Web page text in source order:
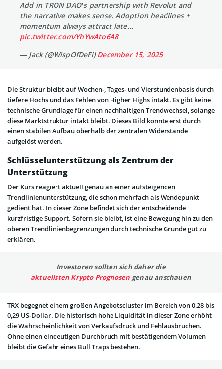
Add in TRON DAO’s partnership with Revolut and
the narrative makes sense. Adoption headlines +
momentum always attract late…
pic.twitter.com/YhYwAto6A8
— Jack (@WispOfDeFi)December 15, 2025
Die Struktur bleibt auf Wochen-, Tages- und Vierstundenbasis durch
tiefere Hochs und das Fehlen von Higher Highs intakt. Es gibt keine
technische Grundlage für einen nachhaltigen Trendwechsel, solange
diese Marktstruktur intakt bleibt. Dieses Bild könnte erst durch
einen stabilen Aufbau oberhalb der zentralen Widerstände
aufgelöst werden.
Schlüsselunterstützung als Zentrum der
Unterstützung
Der Kurs reagiert aktuell genau an einer aufsteigenden
Trendlinienunterstützung, die schon mehrfach als Wendepunkt
gedient hat. In dieser Zone befindet sich der entscheidende
kurzfristige Support. Sofern sie bleibt, ist eine Bewegung hin zu den
oberen Trendlinienbegrenzungen durch technische Gründe gut zu
erklären.
Investoren sollten sich daher die
aktuellsten Krypto Prognosen genau anschauen
TRX begegnet einem großen Angebotscluster im Bereich von 0,28 bis
0,29 US-Dollar. Die historisch hohe Liquidität in dieser Zone erhöht
die Wahrscheinlichkeit von Verkaufsdruck und Fehlausbrüchen.
Ohne einen eindeutigen Durchbruch mit bestätigendem Volumen
bleibt die Gefahr eines Bull Traps bestehen.